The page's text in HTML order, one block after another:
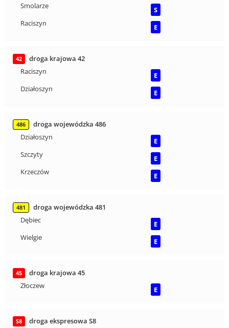
Smolarze
S
Raciszyn
E
42
droga krajowa 42
Raciszyn
E
Działoszyn
E
486
droga wojewódzka 486
Działoszyn
E
Szczyty
E
Krzeczów
E
481
droga wojewódzka 481
Dębiec
E
Wielgie
E
45
droga krajowa 45
Złoczew
E
S8
droga ekspresowa S8